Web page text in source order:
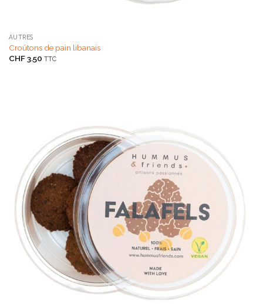
AUTRES
Croûtons de pain libanais
CHF3.50 TTC